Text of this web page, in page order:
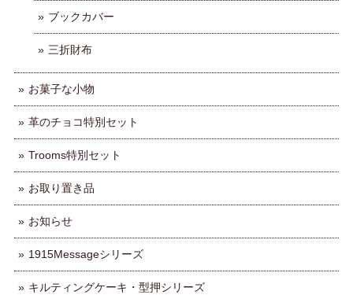
ブックカバー
三折財布
お菓子な小物
革のチョコ特別セット
Trooms特別セット
お取り置き品
お知らせ
1915Messageシリーズ
キルティングケーキ・型押シリーズ